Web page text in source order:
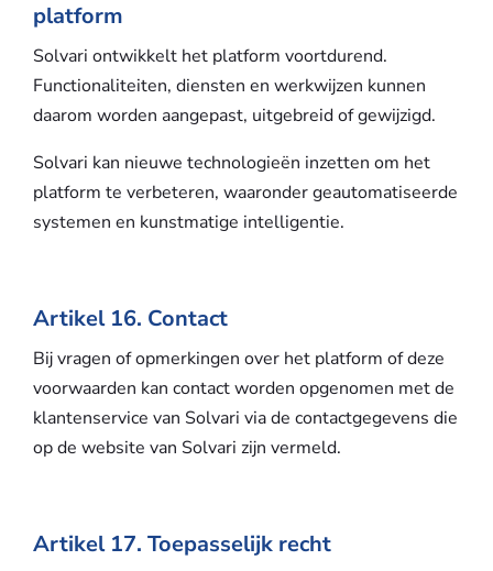
platform
Solvari ontwikkelt het platform voortdurend.
Functionaliteiten, diensten en werkwijzen kunnen
daarom worden aangepast, uitgebreid of gewijzigd.
Solvari kan nieuwe technologieën inzetten om het
platform te verbeteren, waaronder geautomatiseerde
systemen en kunstmatige intelligentie.
Artikel 16. Contact
Bij vragen of opmerkingen over het platform of deze
voorwaarden kan contact worden opgenomen met de
klantenservice van Solvari via de contactgegevens die
op de website van Solvari zijn vermeld.
Artikel 17. Toepasselijk recht